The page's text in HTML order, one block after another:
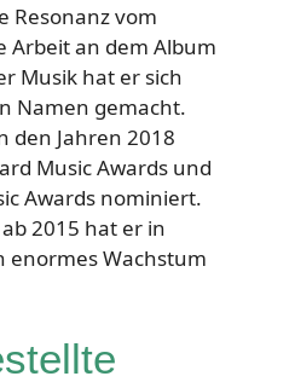
Resonanz vom
Arbeit an dem Album
Musik hat er sich
Namen gemacht.
den Jahren 2018
Music Awards und
Awards nominiert.
2015 hat er in
enormes Wachstum